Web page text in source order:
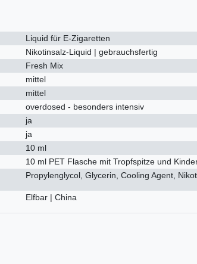
Liquid für E-Zigaretten
Nikotinsalz-Liquid | gebrauchsfertig
Fresh Mix
mittel
mittel
overdosed - besonders intensiv
ja
ja
10 ml
10 ml PET Flasche mit Tropfspitze und
Propylenglycol, Glycerin, Cooling Agent,
Elfbar | China